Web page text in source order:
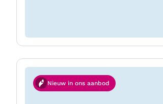
Nieuw in ons aanbod